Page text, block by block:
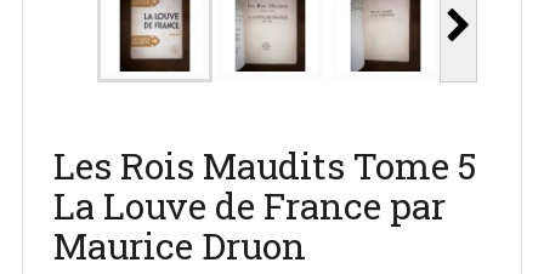
Les Rois Maudits Tome 5
La Louve de France par
Maurice Druon